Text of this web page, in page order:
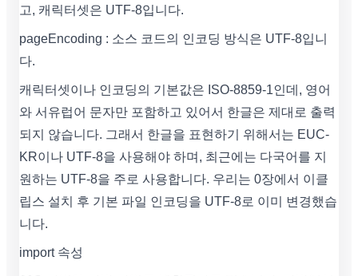
고, 캐릭터셋은 UTF-8입니다.
pageEncoding : 소스 코드의 인코딩 방식은 UTF-8입니
다.
캐릭터셋이나 인코딩의 기본값은 ISO-8859-1인데, 영어
와 서유럽어 문자만 포함하고 있어서 한글은 제대로 출력
되지 않습니다. 그래서 한글을 표현하기 위해서는 EUC-
KR이나 UTF-8을 사용해야 하며, 최근에는 다국어를 지
원하는 UTF-8을 주로 사용합니다. 우리는 0장에서 이클
립스 설치 후 기본 파일 인코딩을 UTF-8로 이미 변경했습
니다.
import 속성